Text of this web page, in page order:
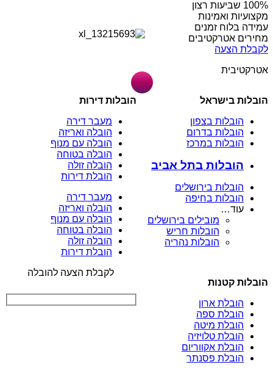
מקצועיות ואמינות
עמידה בלוח זמנים
מחירים אטרקטיבים
לקבלת הצעה
אטרקטיבית
הובלות בישראל
הובלות בצפון
הובלות בדרום
הובלות במרכז
הובלות בתל אביב
הובלות בירושלים
הובלות בחיפה
עוד…
מובילים בירושלים
הובלות חריש
הובלות נהריה
הובלות דירות
מעבר דירה
הובלה ואריזה
הובלה עם מנוף
הובלה בטוחה
הובלה זולה
הובלת דירות
מעבר דירה
הובלה ואריזה
הובלה עם מנוף
הובלה בטוחה
הובלה זולה
הובלת דירות
הובלות קטנות
הובלת ארון
הובלת ספה
הובלת מיטה
הובלת טלויזיה
הובלת אקווריום
הובלת פסנתר
לקבלת הצעה להובלה